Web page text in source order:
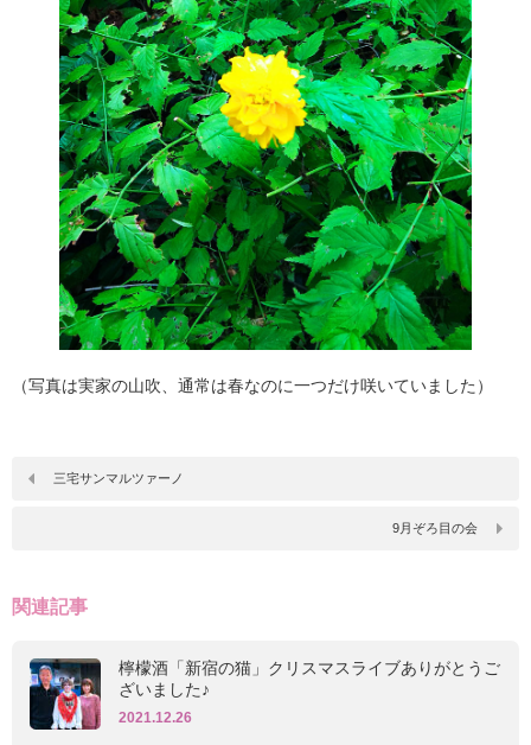
（写真は実家の山吹、通常は春なのに一つだけ咲いていました）
三宅サンマルツァーノ
9月ぞろ目の会
関連記事
檸檬酒「新宿の猫」クリスマスライブありがとうご
ざいました♪
2021.12.26